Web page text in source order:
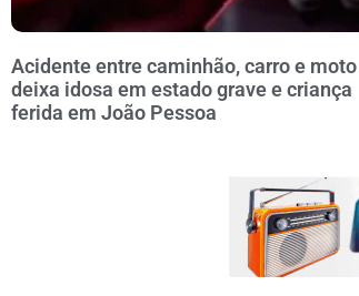
Acidente entre caminhão, carro e moto
deixa idosa em estado grave e criança
ferida em João Pessoa